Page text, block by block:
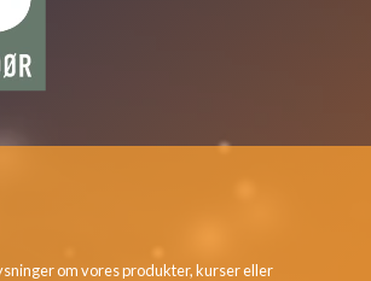
om vores produkter, kurser eller